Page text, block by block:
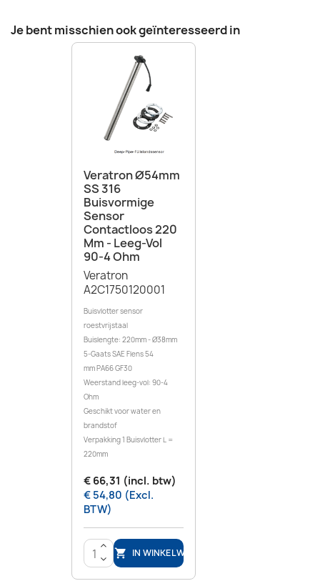
Je bent misschien ook geïnteresseerd in
Veratron Ø54mm
SS 316
Buisvormige
Sensor
Contactloos 220
Mm - Leeg-Vol
90-4 Ohm
Veratron
A2C1750120001
Buisvlotter sensor
roestvrijstaal
Buislengte: 220mm - Ø38mm
5-Gaats SAE Flens 54
mm PA66 GF30
Weerstand leeg-vol: 90-4
Ohm
Geschikt voor water en
brandstof
Verpakking 1 Buisvlotter L =
220mm
€ 66,31 (incl. btw)
€ 54,80 (Excl.
BTW)
>
<
 IN WINKELWAGEN